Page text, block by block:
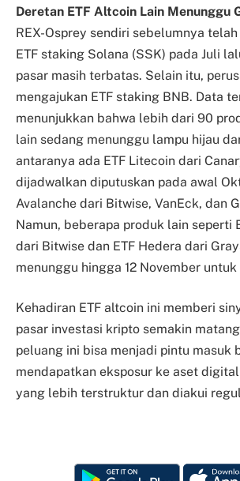
Deretan ETF Altcoin Lain Menunggu
REX-Osprey sendiri sebelumnya
ETF staking Solana (SSK) pada Juli
pasar masih terbatas. Selain itu,
mengajukan ETF staking BNB. Data
menunjukkan bahwa lebih dari 90
lain sedang menunggu lampu hijau
antaranya ada ETF Litecoin dari
dijadwalkan diputuskan pada awal
Avalanche dari Bitwise, VanEck, dan
Namun, beberapa produk lain seperti
dari Bitwise dan ETF Hedera dari
menunggu hingga 12 November
Kehadiran ETF altcoin ini memberi
pasar investasi kripto semakin
peluang ini bisa menjadi pintu masuk
mendapatkan eksposur ke aset
yang lebih terstruktur dan diakui